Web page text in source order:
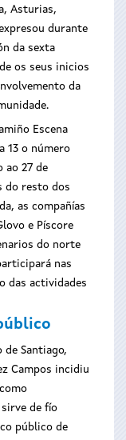
Asturias,
durante
da sexta
os seus inicios
da
Escena
13 o número
ao 27 de
do resto dos
as compañías
e Píscore
do norte
nas
das actividades
de Santiago,
Campos incidiu
de fío
público de